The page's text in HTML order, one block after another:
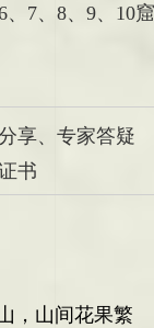
、7、8、9、10
享、专家答疑
书
，山间花果繁